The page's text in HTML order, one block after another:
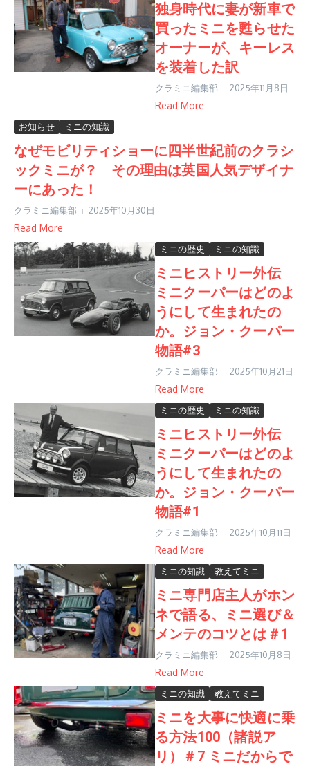
独身時代に妻が新車で
買ったミニを甦らせた
オーナーが、キーレス
を装着した訳
クラミニ編集部 2025年11月8日
Read More
お知らせ ミニの知識
なぜモビリティショーに四半世紀前のクラシ
ックミニが？ その理由は英国人気デザイナ
ーにあった！
クラミニ編集部 2025年10月30日
Read More
ミニの歴史 ミニの知識
ミニヒストリー外伝
ミニクーパーはどのよ
うにして生まれたの
か。ジョン・クーパー
物語#3
クラミニ編集部 2025年10月21日
Read More
ミニの歴史 ミニの知識
ミニヒストリー外伝
ミニクーパーはどのよ
うにして生まれたの
か。ジョン・クーパー
物語#1
クラミニ編集部 2025年10月11日
Read More
ミニの知識 教えてミニ
ミニ専門店主人がホン
ネで語る、ミニ選び＆
メンテのコツとは＃1
クラミニ編集部 2025年10月8日
Read More
ミニの知識 教えてミニ
ミニを大事に快適に乗
る方法100（諸説ア
リ）＃7 ミニだからで